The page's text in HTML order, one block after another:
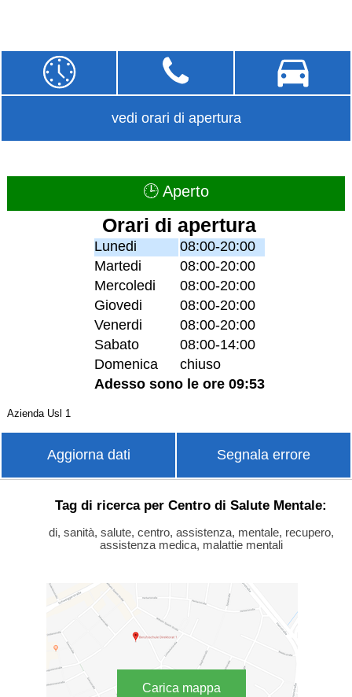
vedi orari di apertura
🕒 Aperto
Orari di apertura
Lunedi
08:00-20:00
Martedi
08:00-20:00
Mercoledi
08:00-20:00
Giovedi
08:00-20:00
Venerdi
08:00-20:00
Sabato
08:00-14:00
Domenica
chiuso
Adesso sono le ore 09:53
Azienda Usl 1
Aggiorna dati Segnala errore
Tag di ricerca per Centro di Salute Mentale:
di, sanità, salute, centro, assistenza, mentale, recupero,
assistenza medica, malattie mentali
Carica mappa